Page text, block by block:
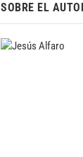
SOBRE EL